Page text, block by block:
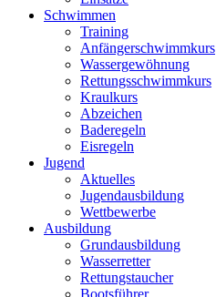
Schwimmen
Training
Anfängerschwimmkurs
Wassergewöhnung
Rettungsschwimmkurs
Kraulkurs
Abzeichen
Baderegeln
Eisregeln
Jugend
Aktuelles
Jugendausbildung
Wettbewerbe
Ausbildung
Grundausbildung
Wasserretter
Rettungstaucher
Bootsführer